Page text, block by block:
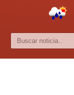
Cultura